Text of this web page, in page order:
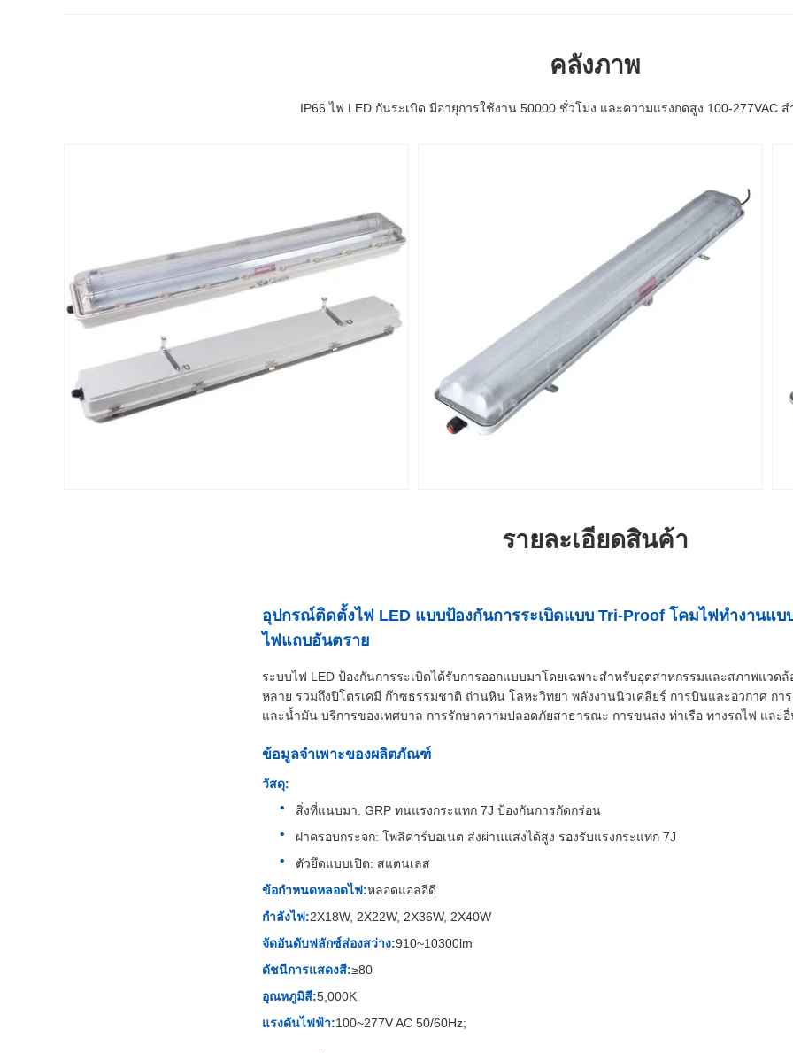
คลังภาพ
IP66 ไฟ LED กันระเบิด มีอายุการใช้งาน 50000 ชั่วโมง และความแรงกดสูง 100-277VAC
รายละเอียดสินค้า
อุปกรณ์ติดตั้งไฟ LED แบบป้องกันการระเบิดแบบ Tri-Proof โคมไฟทำงานแบ
ไฟแถบอันตราย
ระบบไฟ LED ป้องกันการระเบิดได้รับการออกแบบมาโดยเฉพาะสำหรับอุตสาหกรรมและสภาพแวด
หลาย รวมถึงปิโตรเคมี ก๊าซธรรมชาติ ถ่านหิน โลหะวิทยา พลังงานนิวเคลียร์ การบินและอวกาศ กา
และน้ำมัน บริการของเทศบาล การรักษาความปลอดภัยสาธารณะ การขนส่ง ท่าเรือ ทางรถไฟ และอื่
ข้อมูลจำเพาะของผลิตภัณฑ์
วัสดุ:
สิ่งที่แนบมา: GRP ทนแรงกระแทก 7J ป้องกันการกัดกร่อน
ฝาครอบกระจก: โพลีคาร์บอเนต ส่งผ่านแสงได้สูง รองรับแรงกระแทก 7J
ตัวยึดแบบเปิด: สแตนเลส
ข้อกำหนดหลอดไฟ:หลอดแอลอีดี
กำลังไฟ:2X18W, 2X22W, 2X36W, 2X40W
จัดอันดับฟลักซ์ส่องสว่าง:910~10300lm
ดัชนีการแสดงสี:≥80
อุณหภูมิสี:5,000K
แรงดันไฟฟ้า:100~277V AC 50/60Hz;